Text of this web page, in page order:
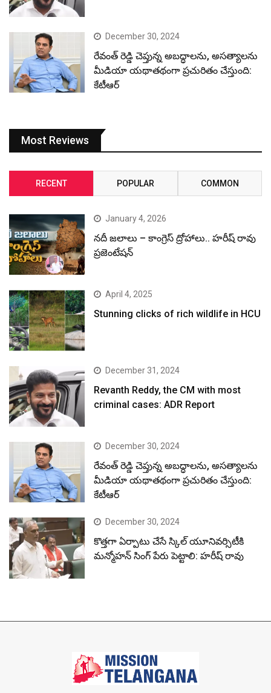
December 30, 2024
రేవంత్ రెడ్డి చెప్తున్న అబద్ధాలను, అసత్యాలను
మీడియా యథాతథంగా ప్రచురితం చేస్తుంది:
కేటీఆర్
Most Reviews
RECENT POPULAR COMMON
January 4, 2026
నదీ జలాలు – కాంగ్రెస్ ద్రోహాలు.. హరీష్ రావు
ప్రజెంటేషన్
April 4, 2025
Stunning clicks of rich wildlife in HCU
December 31, 2024
Revanth Reddy, the CM with most
criminal cases: ADR Report
December 30, 2024
రేవంత్ రెడ్డి చెప్తున్న అబద్ధాలను, అసత్యాలను
మీడియా యథాతథంగా ప్రచురితం చేస్తుంది:
కేటీఆర్
December 30, 2024
కొత్తగా ఏర్పాటు చేసే స్కిల్ యూనివర్సిటీకి
మన్మోహన్ సింగ్ పేరు పెట్టాలి: హరీష్ రావు